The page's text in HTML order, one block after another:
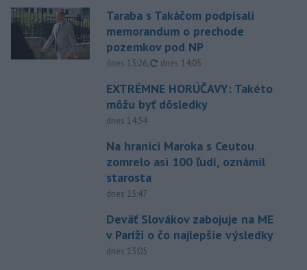
Taraba s Takáčom podpísali
memorandum o prechode
pozemkov pod NP
dnes 13:26, aktualizované
dnes 14:05
EXTRÉMNE HORÚČAVY: Takéto
môžu byť dôsledky
dnes 14:34
Na hranici Maroka s Ceutou
zomrelo asi 100 ľudí, oznámil
starosta
dnes 15:47
Deväť Slovákov zabojuje na ME
v Paríži o čo najlepšie výsledky
dnes 13:05